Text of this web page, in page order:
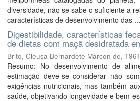
diversidade, não se sabe o suficiente a
características de desenvolvimento das ...
Digestibilidade, características
de dietas com maçã desidratada
Brito, Cleusa Bernardete Marcon de,
Resumo: No desenvolvimento de
estimação deve-se considerar não
exigências nutricionais, mas também
saúde, objetivando longevidade e bem-